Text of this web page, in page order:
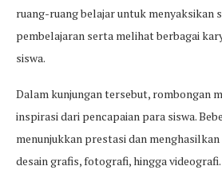
ruang-ruang belajar untuk menyaksikan
pembelajaran serta melihat berbagai
siswa.
Dalam kunjungan tersebut, rombongan
inspirasi dari pencapaian para siswa.
menunjukkan prestasi dan
desain grafis, fotografi, hingga